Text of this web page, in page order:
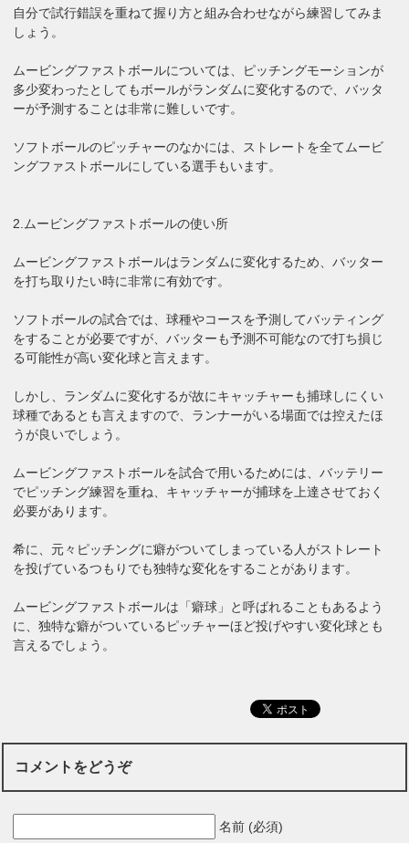
自分で試行錯誤を重ねて握り方と組み合わせながら練習してみま
しょう。
ムービングファストボールについては、ピッチングモーションが
多少変わったとしてもボールがランダムに変化するので、バッタ
ーが予測することは非常に難しいです。
ソフトボールのピッチャーのなかには、ストレートを全てムービ
ングファストボールにしている選手もいます。
2.ムービングファストボールの使い所
ムービングファストボールはランダムに変化するため、バッター
を打ち取りたい時に非常に有効です。
ソフトボールの試合では、球種やコースを予測してバッティング
をすることが必要ですが、バッターも予測不可能なので打ち損じ
る可能性が高い変化球と言えます。
しかし、ランダムに変化するが故にキャッチャーも捕球しにくい
球種であるとも言えますので、ランナーがいる場面では控えたほ
うが良いでしょう。
ムービングファストボールを試合で用いるためには、バッテリー
でピッチング練習を重ね、キャッチャーが捕球を上達させておく
必要があります。
希に、元々ピッチングに癖がついてしまっている人がストレート
を投げているつもりでも独特な変化をすることがあります。
ムービングファストボールは「癖球」と呼ばれることもあるよう
に、独特な癖がついているピッチャーほど投げやすい変化球とも
言えるでしょう。
コメントをどうぞ
名前 (必須)